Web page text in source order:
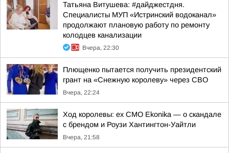
Татьяна Витушева: #дайджестдня.
Специалисты МУП «Истринский водоканал»
продолжают плановую работу по ремонту
колодцев канализации
Вчера, 22:30
Плющенко пытается получить президентский
грант на «Снежную королеву» через СВО
Вчера, 22:24
Ход королевы: ex CMO Ekonika — о скандале
с брендом и Роузи Хантингтон-Уайтли
Вчера, 21:58